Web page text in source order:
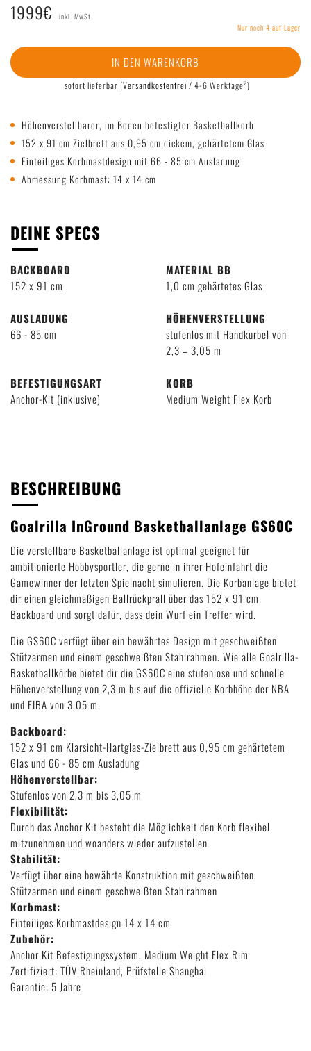
1999€
inkl. MwSt
Nur noch 4 auf Lager
IN DEN WARENKORB
sofort lieferbar (Versandkostenfrei / 4-6 Werktage2)
Höhenverstellbarer, im Boden befestigter Basketballkorb
152 x 91 cm Zielbrett aus 0,95 cm dickem, gehärtetem Glas
Einteiliges Korbmastdesign mit 66 - 85 cm Ausladung
Abmessung Korbmast: 14 x 14 cm
DEINE SPECS
BACKBOARD
152 x 91 cm
MATERIAL BB
1,0 cm gehärtetes Glas
AUSLADUNG
66 - 85 cm
HÖHENVERSTELLUNG
stufenlos mit Handkurbel von
2,3 – 3,05 m
BEFESTIGUNGSART
Anchor-Kit (inklusive)
KORB
Medium Weight Flex Korb
BESCHREIBUNG
Goalrilla InGround Basketballanlage GS60C
Die verstellbare Basketballanlage ist optimal geeignet für
ambitionierte Hobbysportler, die gerne in ihrer Hofeinfahrt die
Gamewinner der letzten Spielnacht simulieren. Die Korbanlage bietet
dir einen gleichmäßigen Ballrückprall über das 152 x 91 cm
Backboard und sorgt dafür, dass dein Wurf ein Treffer wird.
Die GS60C verfügt über ein bewährtes Design mit geschweißten
Stützarmen und einem geschweißten Stahlrahmen. Wie alle Goalrilla-
Basketballkörbe bietet dir die GS60C eine stufenlose und schnelle
Höhenverstellung von 2,3 m bis auf die offizielle Korbhöhe der NBA
und FIBA von 3,05 m.
Backboard:
152 x 91 cm Klarsicht-Hartglas-Zielbrett aus 0,95 cm gehärtetem
Glas und 66 - 85 cm Ausladung
Höhenverstellbar:
Stufenlos von 2,3 m bis 3,05 m
Flexibilität:
Durch das Anchor Kit besteht die Möglichkeit den Korb flexibel
mitzunehmen und woanders wieder aufzustellen
Stabilität:
Verfügt über eine bewährte Konstruktion mit geschweißten,
Stützarmen und einem geschweißten Stahlrahmen
Korbmast:
Einteiliges Korbmastdesign 14 x 14 cm
Zubehör:
Anchor Kit Befestigungssystem, Medium Weight Flex Rim
Zertifiziert: TÜV Rheinland, Prüfstelle Shanghai
Garantie: 5 Jahre